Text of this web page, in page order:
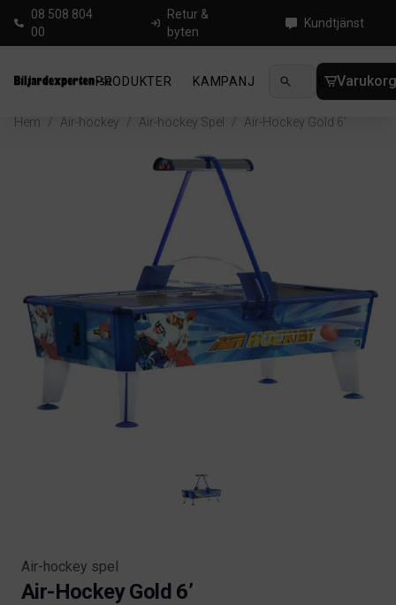
08 508 804
00
Retur &
byten
Kundtjänst
PRODUKTER KAMPANJ NYHETER
Hem / Air-hockey / Air-hockey Spel / Air-Hockey Gold 6’
Air-hockey spel
Air-Hockey Gold 6’